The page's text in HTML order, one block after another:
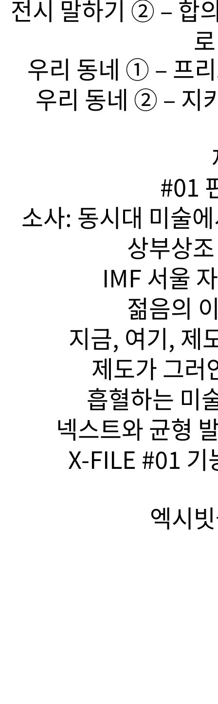
전시 말하기 ➁ – 합
우리 동네 ➀ – 프
우리 동네 ➁ – 지
#01
소사: 동시대 미술
상부상
IMF 서울
젊음의
지금, 여기, 제
제도가 그러
흡혈하는 미
넥스트와 균형
X-FILE #01 기
엑시